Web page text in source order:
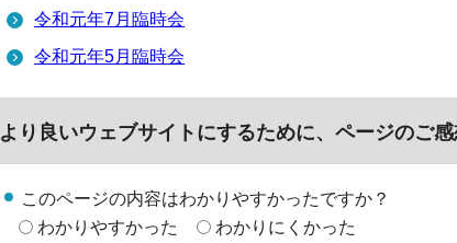
令和元年7月臨時会
令和元年5月臨時会
より良いウェブサイトにするために、ページのご感
このページの内容はわかりやすかったですか？
わかりやすかった
わかりにくかった